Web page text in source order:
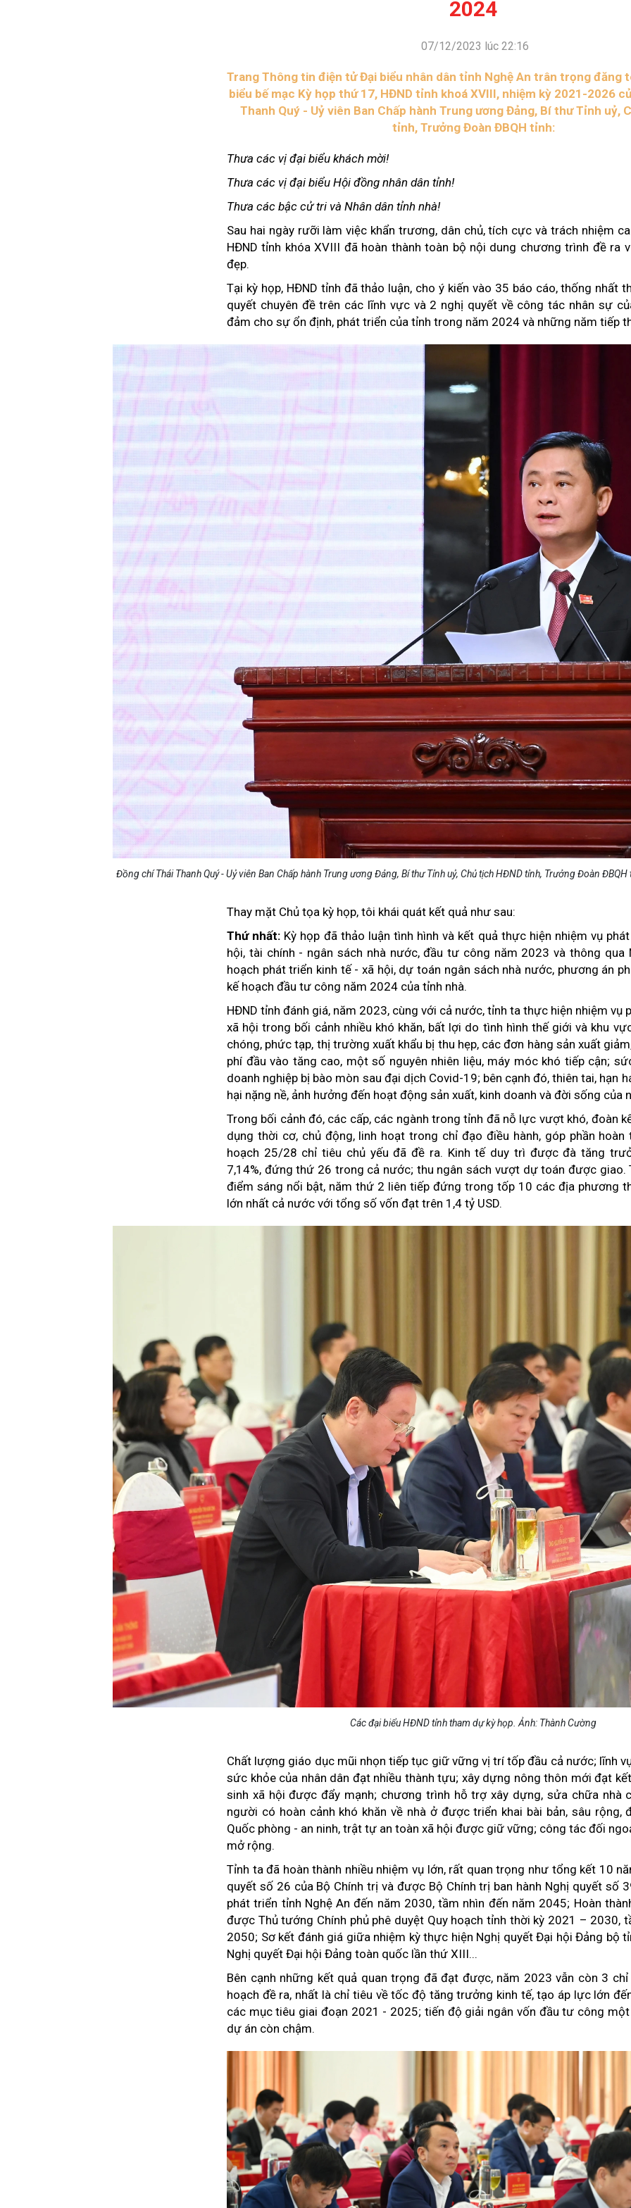
Góp ý xây dựng Chính Sách, Pháp Luật
Xây dựng nông thôn mới
NON NƯỚC, CON NGƯỜI XỨ NGHỆ
Miền di sản xứ Nghệ
Non nước, con người xứ Nghệ
Du lịch miền Tây Nghệ An - tiềm năng và
giải pháp phát triển
Ảnh đẹp xứ Nghệ
NHÌN RA TỈNH BẠN, XÃ BẠN
Nhìn ra tỉnh bạn, xã bạn
Quảng bá thương hiệu
Youtube ĐBND tỉnh Nghệ An
Fanpage ĐBND tỉnh Nghệ An
Cổng thông tin điện tử Quốc hội
Cơ sở dữ liệu quốc gia về văn
luật
Báo Đại biểu nhân dân
2024
07/12/2023 lúc 22:16
Trang Thông tin điện tử Đại biểu nhân dân tỉnh Nghệ An trân trọng đăng
biểu bế mạc Kỳ họp thứ 17, HĐND tỉnh khoá XVIII, nhiệm kỳ 2021-2026
Thanh Quý - Uỷ viên Ban Chấp hành Trung ương Đảng, Bí thư Tỉnh uỷ,
tỉnh, Trưởng Đoàn ĐBQH tỉnh:
Thưa các vị đại biểu khách mời!
Thưa các vị đại biểu Hội đồng nhân dân tỉnh!
Thưa các bậc cử tri và Nhân dân tỉnh nhà!
Sau hai ngày rưỡi làm việc khẩn trương, dân chủ, tích cực và trách nhiệm
HĐND tỉnh khóa XVIII đã hoàn thành toàn bộ nội dung chương trình đề ra
đẹp.
Tại kỳ họp, HĐND tỉnh đã thảo luận, cho ý kiến vào 35 báo cáo, thống nhất
quyết chuyên đề trên các lĩnh vực và 2 nghị quyết về công tác nhân sự
đảm cho sự ổn định, phát triển của tỉnh trong năm 2024 và những năm tiếp
Đồng chí Thái Thanh Quý - Uỷ viên Ban Chấp hành Trung ương Đảng, Bí thư Tỉnh uỷ, Chủ tịch HĐND tỉnh, Trưởng Đoàn
Thay mặt Chủ tọa kỳ họp, tôi khái quát kết quả như sau:
Thứ nhất: Kỳ họp đã thảo luận tình hình và kết quả thực hiện nhiệm vụ
hội, tài chính - ngân sách nhà nước, đầu tư công năm 2023 và thông qua
hoạch phát triển kinh tế - xã hội, dự toán ngân sách nhà nước, phương án
kế hoạch đầu tư công năm 2024 của tỉnh nhà.
HĐND tỉnh đánh giá, năm 2023, cùng với cả nước, tỉnh ta thực hiện nhiệm vụ
xã hội trong bối cảnh nhiều khó khăn, bất lợi do tình hình thế giới và khu
chóng, phức tạp, thị trường xuất khẩu bị thu hẹp, các đơn hàng sản xuất
phí đầu vào tăng cao, một số nguyên nhiên liệu, máy móc khó tiếp cận;
doanh nghiệp bị bào mòn sau đại dịch Covid-19; bên cạnh đó, thiên tai, hạn
hại nặng nề, ảnh hưởng đến hoạt động sản xuất, kinh doanh và đời sống của
Trong bối cảnh đó, các cấp, các ngành trong tỉnh đã nỗ lực vượt khó, đoàn
dụng thời cơ, chủ động, linh hoạt trong chỉ đạo điều hành, góp phần hoàn
hoạch 25/28 chỉ tiêu chủ yếu đã đề ra. Kinh tế duy trì được đà tăng
7,14%, đứng thứ 26 trong cả nước; thu ngân sách vượt dự toán được giao.
điểm sáng nổi bật, năm thứ 2 liên tiếp đứng trong tốp 10 các địa phương
lớn nhất cả nước với tổng số vốn đạt trên 1,4 tỷ USD.
Các đại biểu HĐND tỉnh tham dự kỳ họp. Ảnh: Thành Cường
Chất lượng giáo dục mũi nhọn tiếp tục giữ vững vị trí tốp đầu cả nước; lĩnh
sức khỏe của nhân dân đạt nhiều thành tựu; xây dựng nông thôn mới đạt
sinh xã hội được đẩy mạnh; chương trình hỗ trợ xây dựng, sửa chữa nhà
người có hoàn cảnh khó khăn về nhà ở được triển khai bài bản, sâu rộng,
Quốc phòng - an ninh, trật tự an toàn xã hội được giữ vững; công tác đối
mở rộng.
Tỉnh ta đã hoàn thành nhiều nhiệm vụ lớn, rất quan trọng như tổng kết 10
quyết số 26 của Bộ Chính trị và được Bộ Chính trị ban hành Nghị quyết số
phát triển tỉnh Nghệ An đến năm 2030, tầm nhìn đến năm 2045; Hoàn
được Thủ tướng Chính phủ phê duyệt Quy hoạch tỉnh thời kỳ 2021 – 2030,
2050; Sơ kết đánh giá giữa nhiệm kỳ thực hiện Nghị quyết Đại hội Đảng bộ
Nghị quyết Đại hội Đảng toàn quốc lần thứ XIII...
Bên cạnh những kết quả quan trọng đã đạt được, năm 2023 vẫn còn 3
hoạch đề ra, nhất là chỉ tiêu về tốc độ tăng trưởng kinh tế, tạo áp lực lớn
các mục tiêu giai đoạn 2021 - 2025; tiến độ giải ngân vốn đầu tư công
dự án còn chậm.